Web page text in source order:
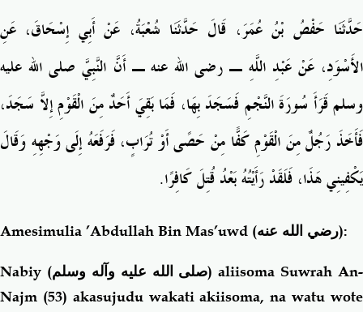
حَدَّثَنَا حَفْصُ بْنُ عُمَرَ، قَالَ حَدَّثَنَا شُعْبَةُ، عَنْ أَبِي إِسْحَاقَ، عَنِ
الأَسْوَدِ، عَنْ عَبْدِ اللَّهِ ـ رضى الله عنه ـ أَنَّ النَّبِيَّ صلى الله عليه
وسلم قَرَأَ سُورَةَ النَّجْمِ فَسَجَدَ بِهَا، فَمَا بَقِيَ أَحَدٌ مِنَ الْقَوْمِ إِلاَّ سَجَدَ،
فَأَخَذَ رَجُلٌ مِنَ الْقَوْمِ كَفًّا مِنْ حَصًى أَوْ تُرَابٍ، فَرَفَعَهُ إِلَى وَجْهِهِ وَقَالَ
يَكْفِينِي هَذَا، فَلَقَدْ رَأَيْتُهُ بَعْدُ قُتِلَ كَافِرًا‏.‏
Amesimulia ’Abdullah Bin Mas’uwd (رضي الله عنه):
Nabiy (صلى الله عليه وآله وسلم) aliisoma Suwrah An-
Najm (53) akasujudu wakati akiisoma, na watu wote